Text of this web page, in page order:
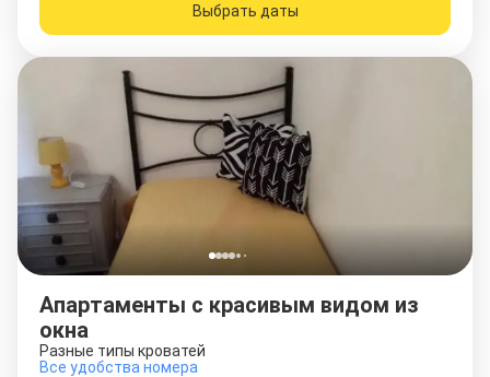
Выбрать даты
Апартаменты с красивым видом из
окна
Разные типы кроватей
Все удобства номера